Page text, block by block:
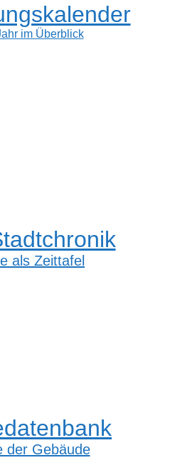
im Überblick
als Zeittafel
der Gebäude